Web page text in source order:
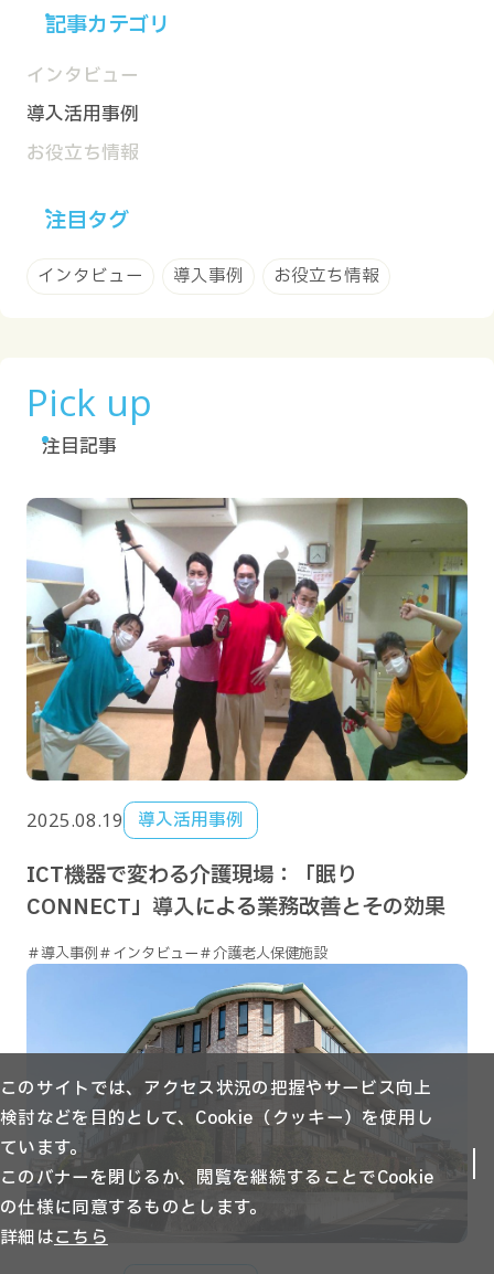
このサイトでは、アクセス状況の把握やサービス向上
検討などを目的として、Cookie（クッキー）を使用し
ています。
このバナーを閉じるか、閲覧を継続することでCookie
の仕様に同意するものとします。
詳細はこちら
記事カテゴリ
インタビュー
導入活用事例
お役立ち情報
注目タグ
インタビュー 導入事例 お役立ち情報
Pick up
注目記事
2025.08.19 導入活用事例
ICT機器で変わる介護現場：「眠り
CONNECT」導入による業務改善とその効果
＃導入事例＃インタビュー＃介護老人保健施設